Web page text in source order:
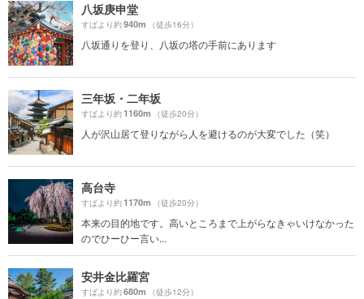
八坂庚申堂
すばより約940m （徒歩16分）
八坂通りを登り、八坂の塔の手前にあります
三年坂・二年坂
すばより約1160m （徒歩20分）
人が沢山居て登りながら人を避けるのが大変でした（笑）
高台寺
すばより約1170m （徒歩20分）
本来の目的地です。高いところまで上がらなきゃいけなかった
のでひーひー言い...
安井金比羅宮
すばより約680m （徒歩12分）